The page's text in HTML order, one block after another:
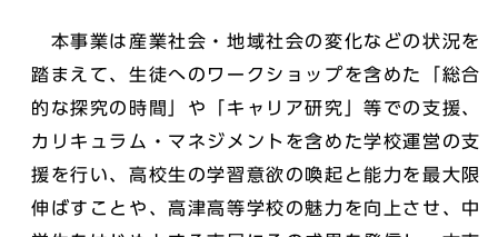
本事業は産業社会・地域社会の変化などの状況を
踏まえて、生徒へのワークショップを含めた「総合
的な探究の時間」や「キャリア研究」等での支援、
カリキュラム・マネジメントを含めた学校運営の支
援を行い、高校生の学習意欲の喚起と能力を最大限
伸ばすことや、高津高等学校の魅力を向上させ、中